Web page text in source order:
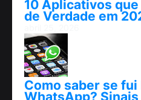
10 Aplicativos
de Verdade em
Como saber se
WhatsApp?